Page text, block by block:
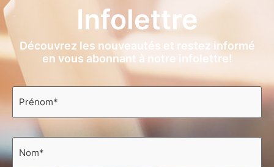
Infolettre
Découvrez les nouveautés et restez informé
en vous abonnant à notre infolettre!
Prénom
Nom